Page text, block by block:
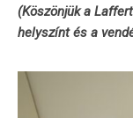
(Köszönjük a
helyszínt és a